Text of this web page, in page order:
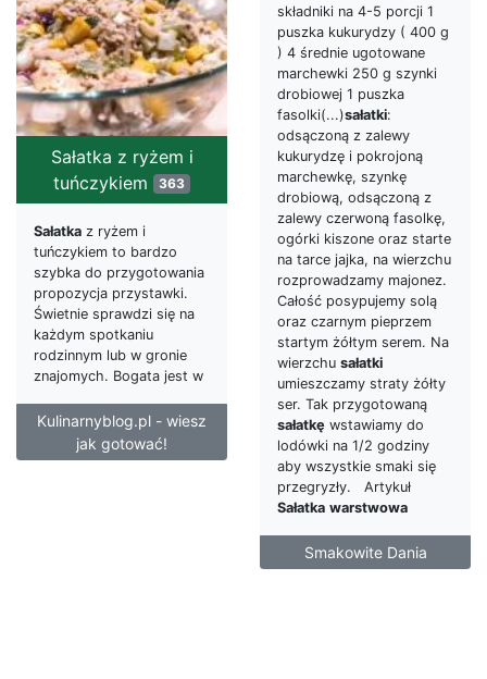
składniki na 4-5 porcji 1
puszka kukurydzy ( 400 g
) 4 średnie ugotowane
marchewki 250 g szynki
drobiowej 1 puszka
fasolki(...)sałatki:
odsączoną z zalewy
kukurydzę i pokrojoną
marchewkę, szynkę
drobiową, odsączoną z
zalewy czerwoną fasolkę,
ogórki kiszone oraz starte
na tarce jajka, na wierzchu
rozprowadzamy majonez.
Całość posypujemy solą
oraz czarnym pieprzem
startym żółtym serem. Na
wierzchu sałatki
umieszczamy straty żółty
ser. Tak przygotowaną
sałatkę wstawiamy do
lodówki na 1/2 godziny
aby wszystkie smaki się
przegryzły. Artykuł
Sałatka warstwowa
Smakowite Dania
Sałatka z ryżem i
tuńczykiem 363
Sałatka z ryżem i
tuńczykiem to bardzo
szybka do przygotowania
propozycja przystawki.
Świetnie sprawdzi się na
każdym spotkaniu
rodzinnym lub w gronie
znajomych. Bogata jest w
Kulinarnyblog.pl - wiesz
jak gotować!